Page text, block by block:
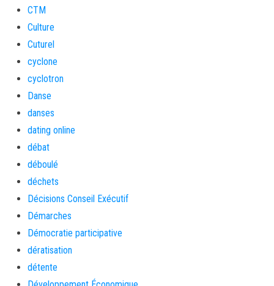
CTM
Culture
Cuturel
cyclone
cyclotron
Danse
danses
dating online
débat
déboulé
déchets
Décisions Conseil Exécutif
Démarches
Démocratie participative
dératisation
détente